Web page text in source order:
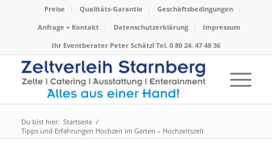
Preise Qualitäts-Garantie
Geschäftsbedingungen
Anfrage + Kontakt
Datenschutzerklärung
Impressum
Ihr Eventberater Peter Schätzl Tel. 0 80 24. 47 48 36
Du bist hier: Startseite /
Tipps und Erfahrungen Hochzeit im Garten – Hochzeitszelt